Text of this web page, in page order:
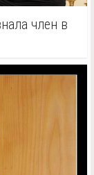
член в